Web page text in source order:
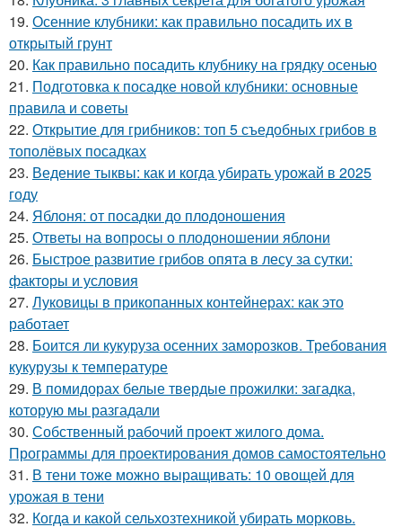
19. Осенние клубники: как правильно посадить их в
открытый грунт
20. Как правильно посадить клубнику на грядку осенью
21. Подготовка к посадке новой клубники: основные
правила и советы
22. Открытие для грибников: топ 5 съедобных грибов в
тополёвых посадках
23. Ведение тыквы: как и когда убирать урожай в 2025
году
24. Яблоня: от посадки до плодоношения
25. Ответы на вопросы о плодоношении яблони
26. Быстрое развитие грибов опята в лесу за сутки:
факторы и условия
27. Луковицы в прикопанных контейнерах: как это
работает
28. Боится ли кукуруза осенних заморозков. Требования
кукурузы к температуре
29. В помидорах белые твердые прожилки: загадка,
которую мы разгадали
30. Собственный рабочий проект жилого дома.
Программы для проектирования домов самостоятельно
31. В тени тоже можно выращивать: 10 овощей для
урожая в тени
32. Когда и какой сельхозтехникой убирать морковь.